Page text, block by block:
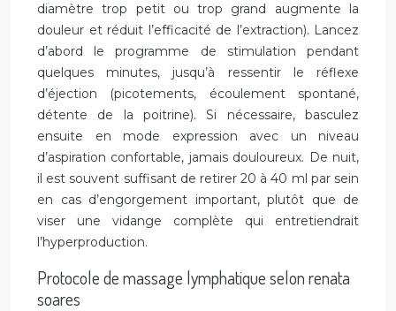
diamètre trop petit ou trop grand augmente la
douleur et réduit l’efficacité de l’extraction). Lancez
d’abord le programme de stimulation pendant
quelques minutes, jusqu’à ressentir le réflexe
d’éjection (picotements, écoulement spontané,
détente de la poitrine). Si nécessaire, basculez
ensuite en mode expression avec un niveau
d’aspiration confortable, jamais douloureux. De nuit,
il est souvent suffisant de retirer 20 à 40 ml par sein
en cas d’engorgement important, plutôt que de
viser une vidange complète qui entretiendrait
l’hyperproduction.
Protocole de massage lymphatique selon renata
soares